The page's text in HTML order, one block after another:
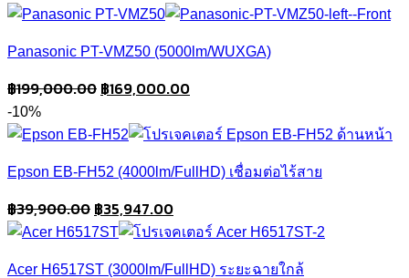
was:
is:
Panasonic PT-VMZ50 (5000lm/WUXGA)
฿199,000.00 Original
was:
฿169,000.00Current
is:
-10%
Epson EB-FH52 (4000lm/FullHD) เชื่อมต่อไร้สาย
฿39,900.00 Original
price
฿35,947.00Current
price
Acer H6517ST (3000lm/FullHD) ระยะฉายใกล้